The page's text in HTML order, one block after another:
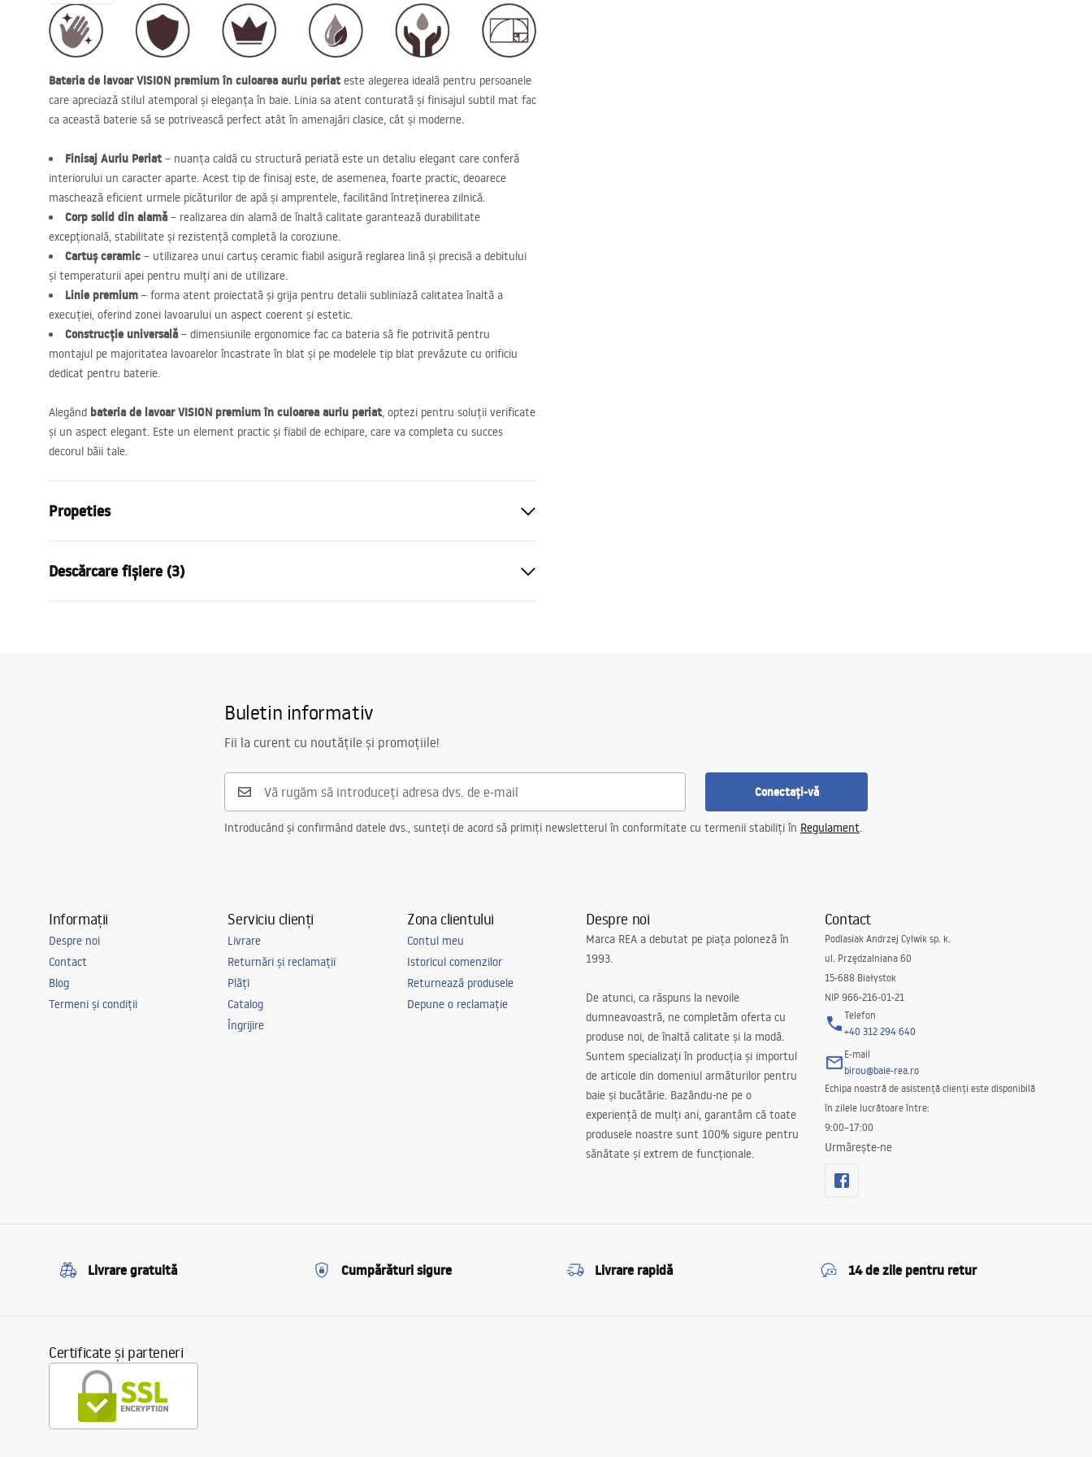
Bateria de lavoarVISION premium în culoarea auriu periat este alegerea ideală pentru persoanele
care apreciază stilul atemporal și eleganța în baie. Linia sa atent conturată și finisajul subtil mat fac
ca această baterie să se potrivească perfect atât în amenajări clasice, cât și moderne.
Finisaj Auriu Periat – nuanța caldă cu structură periată este un detaliu elegant care conferă
interiorului un caracter aparte. Acest tip de finisaj este, de asemenea, foarte practic, deoarece
maschează eficient urmele picăturilor de apă și amprentele, facilitând întreținerea zilnică.
Corp solid din alamă – realizarea din alamă de înaltă calitate garantează durabilitate
excepțională, stabilitate și rezistență completă la coroziune.
Cartuș ceramic – utilizarea unui cartuș ceramic fiabil asigură reglarea lină și precisă a debitului
și temperaturii apei pentru mulți ani de utilizare.
Linie premium – forma atent proiectată și grija pentru detalii subliniază calitatea înaltă a
execuției, oferind zonei lavoarului un aspect coerent și estetic.
Construcție universală – dimensiunile ergonomice fac ca bateria să fie potrivită pentru
montajul pe majoritatea lavoarelor încastrate în blat și pe modelele tip blat prevăzute cu orificiu
dedicat pentru baterie.
Alegând bateria de lavoarVISION premium în culoarea auriu periat, optezi pentru soluții verificate
și un aspect elegant. Este un element practic și fiabil de echipare, care va completa cu succes
decorul băii tale.
Propeties
Metodă de montaj
Culoare
Auriu periat
140mm
5 ani
Descărcare fișiere (3)
Safety_Information_Faucets.pdf
Buletin informativ
Fii la curent cu noutățile și promoțiile!
Conectați-vă
Introducând și confirmând datele dvs., sunteți de acord să primiți newsletterul în conformitate cu termenii stabiliți în Regulament.
Informații
Despre noi
Contact
Blog
Termeni și condiții
Serviciu clienți
Livrare
Returnări și reclamații
Plăți
Catalog
Îngrijire
Zona clientului
Contul meu
Istoricul comenzilor
Returnează produsele
Depune o reclamație
Despre noi
Marca REA a debutat pe piața poloneză în
1993.
De atunci, ca răspuns la nevoile
dumneavoastră, ne completăm oferta cu
produse noi, de înaltă calitate și la modă.
Suntem specializați în producția și importul
de articole din domeniul armăturilor pentru
baie și bucătărie. Bazându-ne pe o
experiență de mulți ani, garantăm că toate
produsele noastre sunt 100% sigure pentru
sănătate și extrem de funcționale.
Contact
Podlasiak Andrzej Cylwik sp. k.
ul. Przędzalniana 60
15-688 Białystok
NIP 966-216-01-21
Telefon
+40 312 294 640
E-mail
birou@baie-rea.ro
Echipa noastră de asistență clienți este disponibilă
în zilele lucrătoare între:
9:00–17:00
Urmărește-ne
Livrare gratuită Cumpărături sigure Livrare rapidă 14 de zile pentru retur
Certificate și parteneri